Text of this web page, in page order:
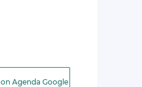
Agenda Google